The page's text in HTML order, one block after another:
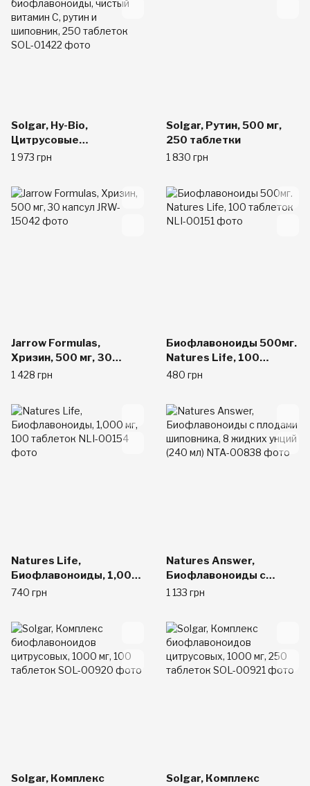
Solgar, Hy-Bio,
Цитрусовые
биофлавоноиды,
и шиповник, 250
таблеток
1 973 грн
Solgar, Рутин, 500 мг,
250 таблетки
1 830 грн
Jarrow Formulas,
Хризин, 500 мг, 30
капсул
1 428 грн
Биофлавоноиды 500мг.
Natures Life, 100
таблеток
480 грн
Natures Life,
Биофлавоноиды, 1,000
мг, 100 таблеток
740 грн
Natures Answer,
Биофлавоноиды с
плодами шиповника, 8
1 133 грн
Solgar, Комплекс
Solgar, Комплекс